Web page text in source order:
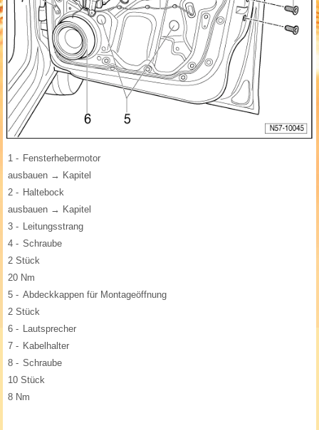
1 - Fensterhebermotor
ausbauen → Kapitel
2 - Haltebock
ausbauen → Kapitel
3 -
Leitungsstrang
4 - Schraube
2 Stück
20 Nm
5 - Abdeckkappen für Montageöffnung
2 Stück
6 -
Lautsprecher
7 - Kabelhalter
8 - Schraube
10 Stück
8 Nm